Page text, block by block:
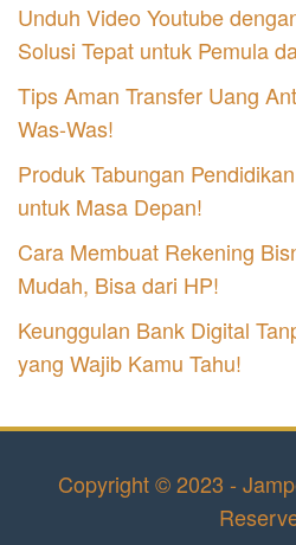
Unduh Video Youtube
Solusi Tepat untuk Pemula
Tips Aman Transfer Uang
Was-Was!
Produk Tabungan
untuk Masa Depan!
Cara Membuat Rekening
Mudah, Bisa dari HP!
Keunggulan Bank Digital
yang Wajib Kamu Tahu!
Copyright © 2023 -